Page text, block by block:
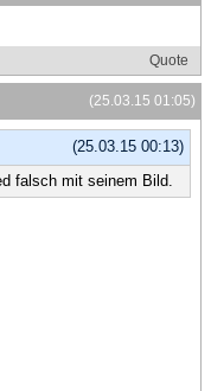
Quote
(25.03.15 01:05)
(25.03.15 00:13)
falsch mit seinem Bild.